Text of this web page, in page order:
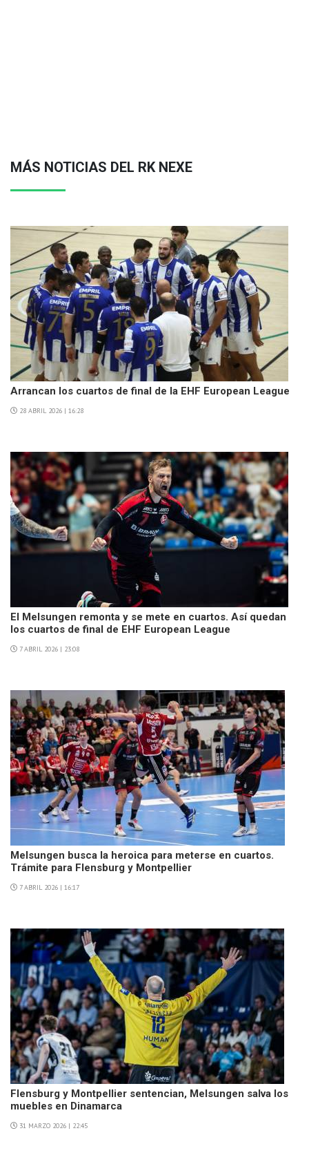
MÁS NOTICIAS DEL RK NEXE
Arrancan los cuartos de final de la EHF European League
28 ABRIL 2026 | 16:28
El Melsungen remonta y se mete en cuartos. Así quedan
los cuartos de final de EHF European League
7 ABRIL 2026 | 23:08
Melsungen busca la heroica para meterse en cuartos.
Trámite para Flensburg y Montpellier
7 ABRIL 2026 | 16:17
Flensburg y Montpellier sentencian, Melsungen salva los
muebles en Dinamarca
31 MARZO 2026 | 22:45